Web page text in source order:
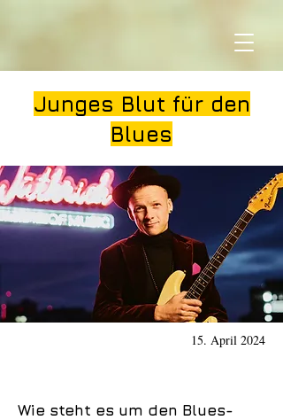
Junges Blut für den
Blues
15. April 2024
Wie steht es um den Blues-